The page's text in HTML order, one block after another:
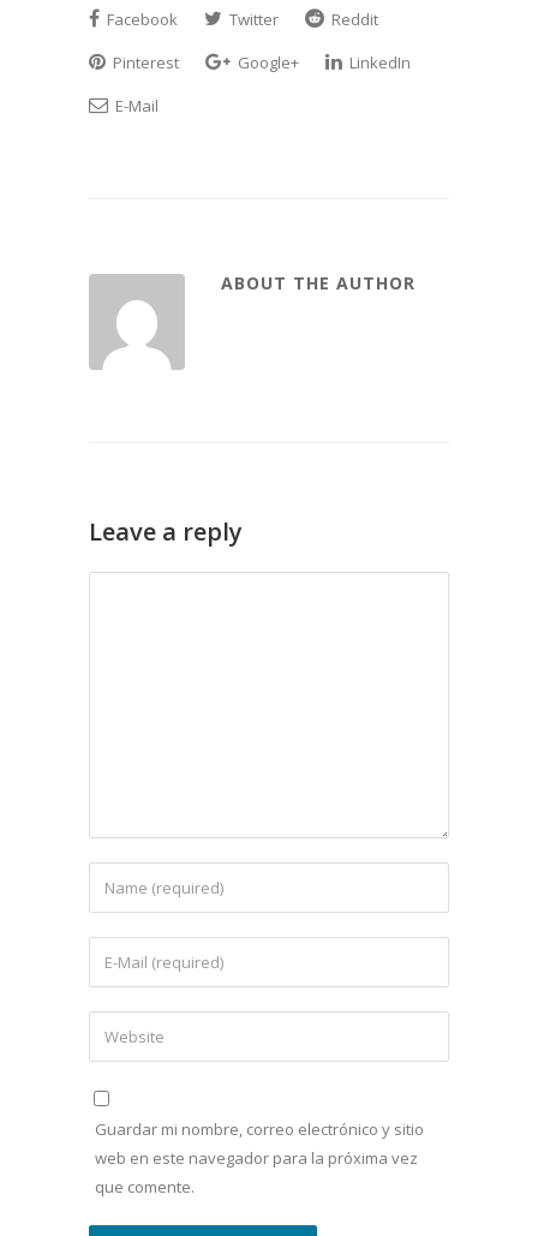
Facebook Twitter
Reddit
Pinterest
Google+
LinkedIn
E-Mail
ABOUT THE AUTHOR
Leave a reply
Guardar mi nombre, correo electrónico y sitio
web en este navegador para la próxima vez
que comente.